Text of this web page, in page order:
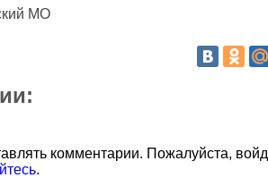
МО
комментарии. Пожалуйста,
.